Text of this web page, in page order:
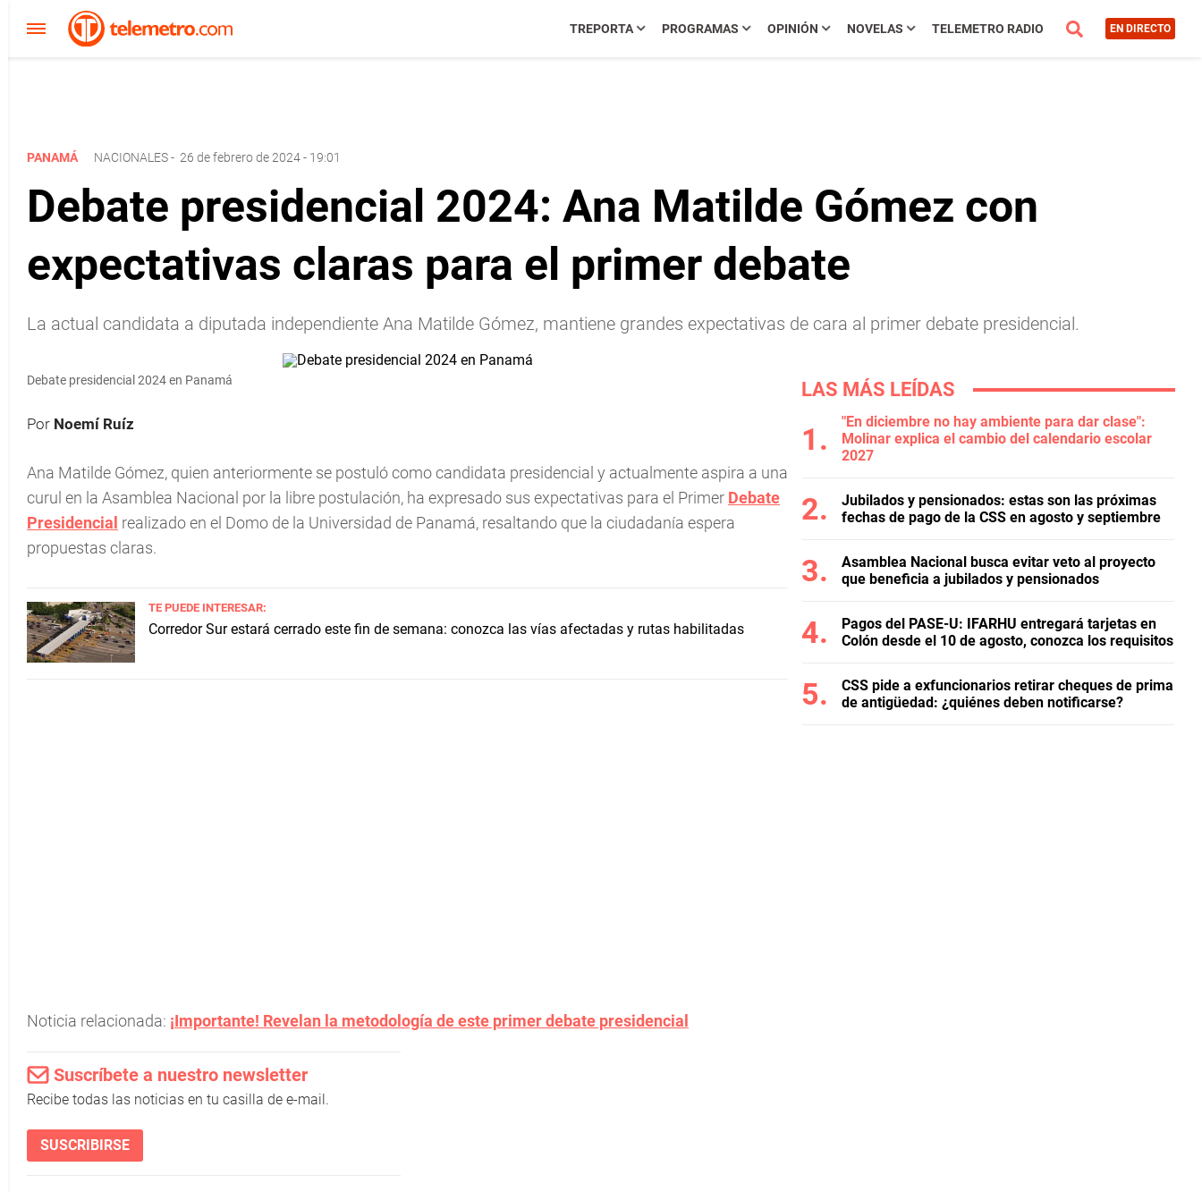
TREPORTA PROGRAMAS OPINIÓN NOVELAS TELEMETRO RADIO EN DIRECTO
PANAMÁ NACIONALES- 26 de febrero de 2024 - 19:01
Debate presidencial 2024: Ana Matilde Gómez con
expectativas claras para el primer debate
La actual candidata a diputada independiente Ana Matilde Gómez, mantiene grandes expectativas de cara al primer debate presidencial.
Debate presidencial 2024 en Panamá
Por Noemí Ruíz
Ana Matilde Gómez, quien anteriormente se postuló como candidata presidencial y actualmente aspira a una
curul en la Asamblea Nacional por la libre postulación, ha expresado sus expectativas para el Primer Debate
Presidencial realizado en el Domo de la Universidad de Panamá, resaltando que la ciudadanía espera
propuestas claras.
TE PUEDE INTERESAR:
Corredor Sur estará cerrado este fin de semana: conozca las vías afectadas y rutas habilitadas
Noticia relacionada: ¡Importante! Revelan la metodología de este primer debate presidencial
Suscríbete a nuestro newsletter
Recibe todas las noticias en tu casilla de e-mail.
SUSCRIBIRSE
LAS MÁS LEÍDAS
"En diciembre no hay ambiente para dar clase":
Molinar explica el cambio del calendario escolar
2027
Jubilados y pensionados: estas son las próximas
fechas de pago de la CSS en agosto y septiembre
Asamblea Nacional busca evitar veto al proyecto
que beneficia a jubilados y pensionados
Pagos del PASE-U: IFARHU entregará tarjetas en
Colón desde el 10 de agosto, conozca los requisitos
CSS pide a exfuncionarios retirar cheques de prima
de antigüedad: ¿quiénes deben notificarse?